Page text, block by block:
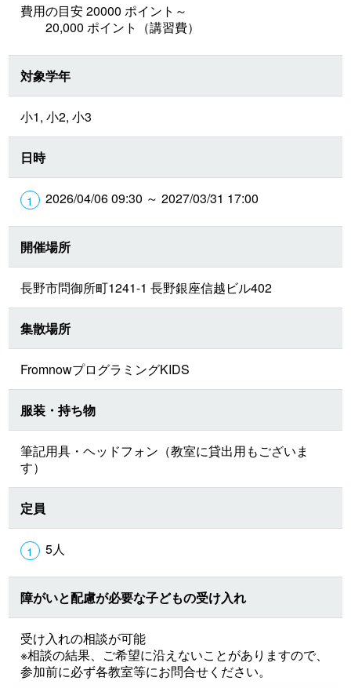
費用の目安 20000 ポイント～
20,000 ポイント（講習費）
対象学年
小1, 小2, 小3
日時
2026/04/06 09:30 ～ 2027/03/31 17:00
開催場所
長野市問御所町1241-1 長野銀座信越ビル402
集散場所
FromnowプログラミングKIDS
服装・持ち物
筆記用具・ヘッドフォン（教室に貸出用もございま
す）
定員
5人
障がいと配慮が必要な子どもの受け入れ
受け入れの相談が可能
※相談の結果、ご希望に沿えないことがありますので、
参加前に必ず各教室等にお問合せください。